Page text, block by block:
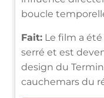
boucle
Fait: Le film a
serré et est
design du
cauchemars du